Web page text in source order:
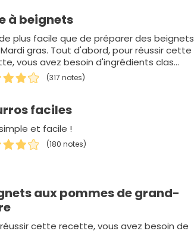
à beignets
plus facile que de préparer des beignets
gras. Tout d'abord, pour réussir cette
vous avez besoin d'ingrédients clas…
(317 notes)
faciles
et facile !
(180 notes)
aux pommes de grand-
cette recette, vous avez besoin de